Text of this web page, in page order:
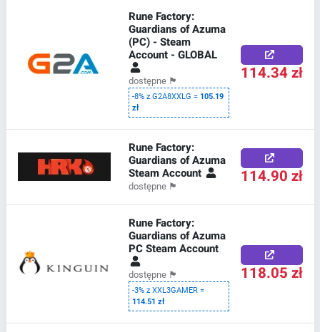
Rune Factory:
Guardians of Azuma
(PC) - Steam
Account - GLOBAL
dostępne 🏴
-8% z G2A8XXLG =105.19
zł
114.34 zł
Rune Factory:
Guardians of Azuma
Steam Account
dostępne 🏴 114.90 zł
Rune Factory:
Guardians of Azuma
PC Steam Account
dostępne 🏴
-3% z XXL3GAMER =
114.51 zł
118.05 zł